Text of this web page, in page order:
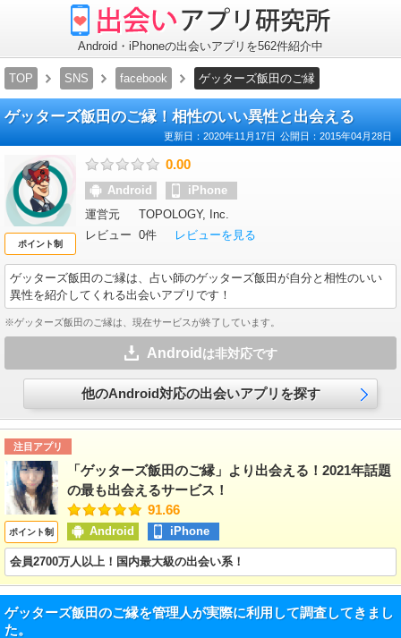
出
い
ア
プ
リ
研
究
Android・iPhoneの出会いアプリを562件紹介中
TOP SNS facebook ゲッターズ飯田のご縁
ゲッターズ飯田のご縁！相性のいい異性と出会える
更新日： 2020年11月17日 公開日： 2015年04月28日
ポイント制
0.00
Android
iPhone
運営元
TOPOLOGY, Inc.
レビュー 0件 レビューを見る
ゲッターズ飯田のご縁は、占い師のゲッターズ飯田が自分と相性のいい
異性を紹介してくれる出会いアプリです！
※ゲッターズ飯田のご縁は、現在サービスが終了しています。
Android は非対応です
他のAndroid対応の出会いアプリを探す
注目アプリ
ポイント制
「ゲッターズ飯田のご縁」より出会える！2021年話題
の最も出会えるサービス！
91.66
Android iPhone
会員2700万人以上！国内最大級の出会い系！
ゲッターズ飯田のご縁を管理人が実際に利用して調査してきまし
た。